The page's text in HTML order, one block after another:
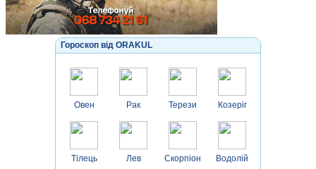
Гороскоп від ORAKUL
Овен
Тілець
Рак
Лев
Терези
Скорпіон
Козеріг
Водолій